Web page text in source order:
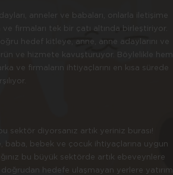
anneler ve babaları, onlarla iletişime
firmaları tek bir çatı altında birleştiriyor.
hedef kitleye, anne, anne adaylarını ve
ve hizmete kavuşturuyor. Böylelikle hem
ve firmaların ihtiyaçlarını en kısa sürede
sektör diyorsanız artık yeriniz burası!
baba, bebek ve çocuk ihtiyaçlarına uygun
bu büyük sektörde artık ebeveynlere
doğrudan hedefe ulaşmayan yerlere yatırım